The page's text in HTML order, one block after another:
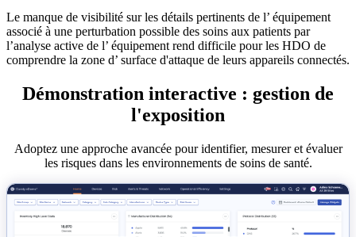
Le manque de visibilité sur les détails pertinents de l’ équipement
associé à une perturbation possible des soins aux patients par
l’analyse active de l’ équipement rend difficile pour les HDO de
comprendre la zone d’ surface d'attaque de leurs appareils connectés.
Démonstration interactive : gestion de
l'exposition
Adoptez une approche avancée pour identifier, mesurer et évaluer
les risques dans les environnements de soins de santé.